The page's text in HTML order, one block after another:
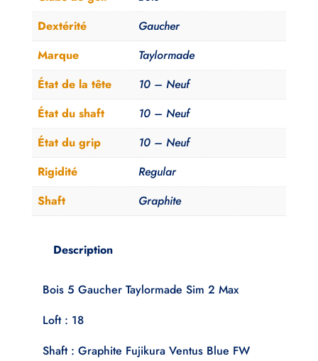
Sim
2
Regular
Neuf
Dextérité
Gaucher
Marque
Taylormade
État de la tête
10 – Neuf
État du shaft
10 – Neuf
État du grip
10 – Neuf
Rigidité
Regular
Shaft
Graphite
Description
Bois 5 Gaucher Taylormade Sim 2 Max
Loft : 18
Shaft : Graphite Fujikura Ventus Blue FW